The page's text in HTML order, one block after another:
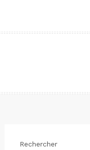
Rechercher